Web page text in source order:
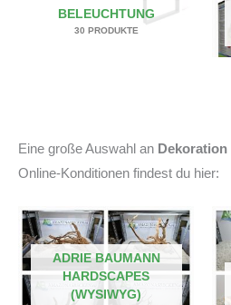
BELEUCHTUNG
30 PRODUKTE
Eine große Auswahl an Dekoration
Online-Konditionen findest du hier:
ADRIE BAUMANN
HARDSCAPES
(WYSIWYG)